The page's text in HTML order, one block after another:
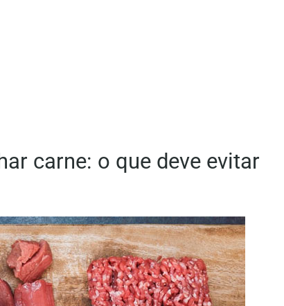
carne: o que deve evitar